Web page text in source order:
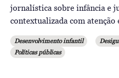
jornalística sobre infância e
contextualizada com
Desenvolvimento infantil
Políticas públicas